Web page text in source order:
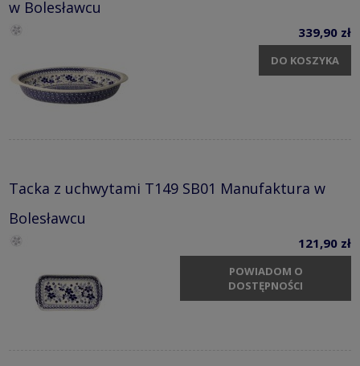
w Bolesławcu
339,90 zł
DO KOSZYKA
Tacka z uchwytami T149 SB01 Manufaktura w
Bolesławcu
121,90 zł
POWIADOM O
DOSTĘPNOŚCI